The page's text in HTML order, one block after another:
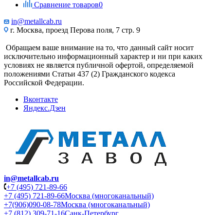
Сравнение товаров0
in@metallcab.ru
г. Москва, проезд Перова поля, 7 стр. 9
Обращаем ваше внимание на то, что данный сайт носит
исключительно информационный характер и ни при каких
условиях не является публичной офертой, определяемой
положениями Статьи 437 (2) Гражданского кодекса
Российской Федерации.
Вконтакте
Яндекс.Дзен
in@metallcab.ru
+7 (495) 721-89-66
+7 (495) 721-89-66Москва (многоканальный)
+7(906)090-08-78Москва (многоканальный)
+7 (812) 309-71-16Санк-Петербург